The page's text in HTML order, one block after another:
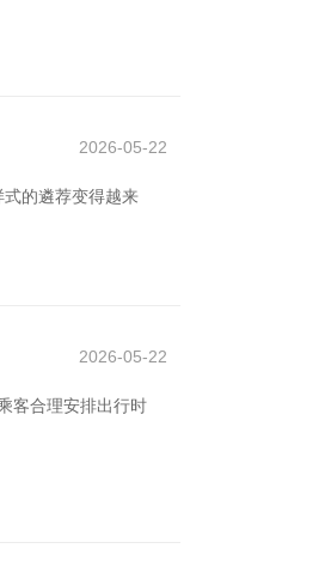
2026-05-22
的遴荐变得越来
2026-05-22
客合理安排出行时